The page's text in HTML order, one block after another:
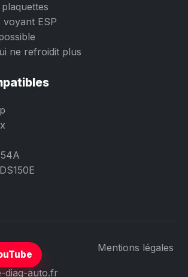
ESP
ne refroidit plus
Mentions légales
diag-auto.fr